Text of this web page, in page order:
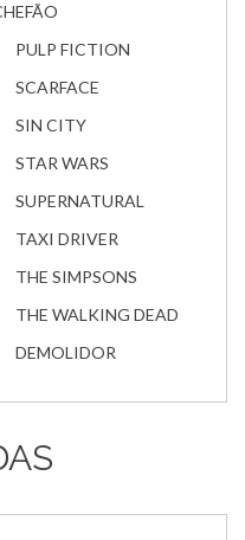
PULP FICTION
SCARFACE
SIN CITY
STAR WARS
SUPERNATURAL
TAXI DRIVER
THE SIMPSONS
THE WALKING DEAD
DEMOLIDOR